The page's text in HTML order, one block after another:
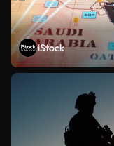
iStock